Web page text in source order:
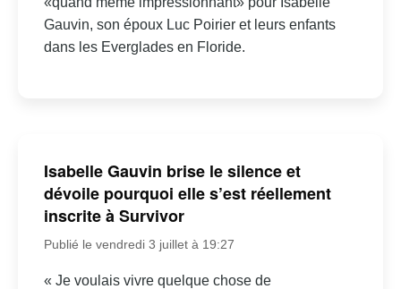
Gauvin, son époux Luc Poirier et leurs enfants
dans les Everglades en Floride.
Isabelle Gauvin brise le silence et
dévoile pourquoi elle s’est réellement
inscrite à Survivor
Publié le vendredi 3 juillet à 19:27
« Je voulais vivre quelque chose de